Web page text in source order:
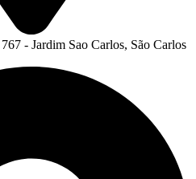
- Jardim Sao Carlos, São Carlos